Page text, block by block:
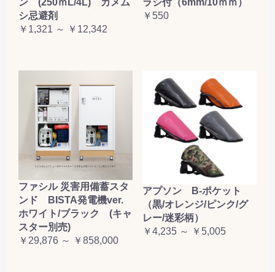
カートへ進む
ン (250ｍL/4L) カメム
シ忌避剤
￥1,321 ～ ￥12,342
ラシ付（6mm/10ｍｍ）
￥550
ファシル 災害用備蓄スタ
ンド BISTA発電機ver.
ホワイト/ブラック (キャ
スター別売)
￥29,876 ～ ￥858,000
アプソン B-ポケット
（黒/オレンジ/ピンク/グ
レー/迷彩柄）
￥4,235 ～ ￥5,005